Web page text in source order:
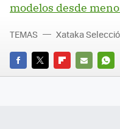
modelos desde
FACEBOOK
TWITTERFLIPBOARD
E-
TEMAS Xataka